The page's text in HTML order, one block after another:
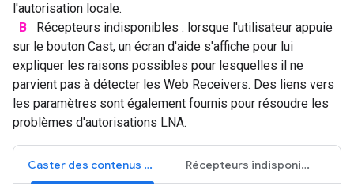
l'autorisation locale.
B
Récepteurs indisponibles : lorsque l'utilisateur appuie
sur le bouton Cast, un écran d'aide s'affiche pour lui
expliquer les raisons possibles pour lesquelles il ne
parvient pas à détecter les Web Receivers. Des liens vers
les paramètres sont également fournis pour résoudre les
problèmes d'autorisations LNA.
Caster des contenus pour la première fois (iOS) Récepteurs indisponibles